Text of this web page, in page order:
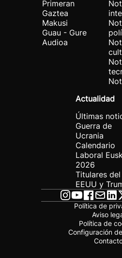
Primeran
Gaztea
Makusi
Guau - Gure
Audioa
Actualidad
Últimas
Guerra de
Ucrania
Calendario
Laboral
2026
Titulares
EEUU y
Política de
Aviso
Política de
Configuración